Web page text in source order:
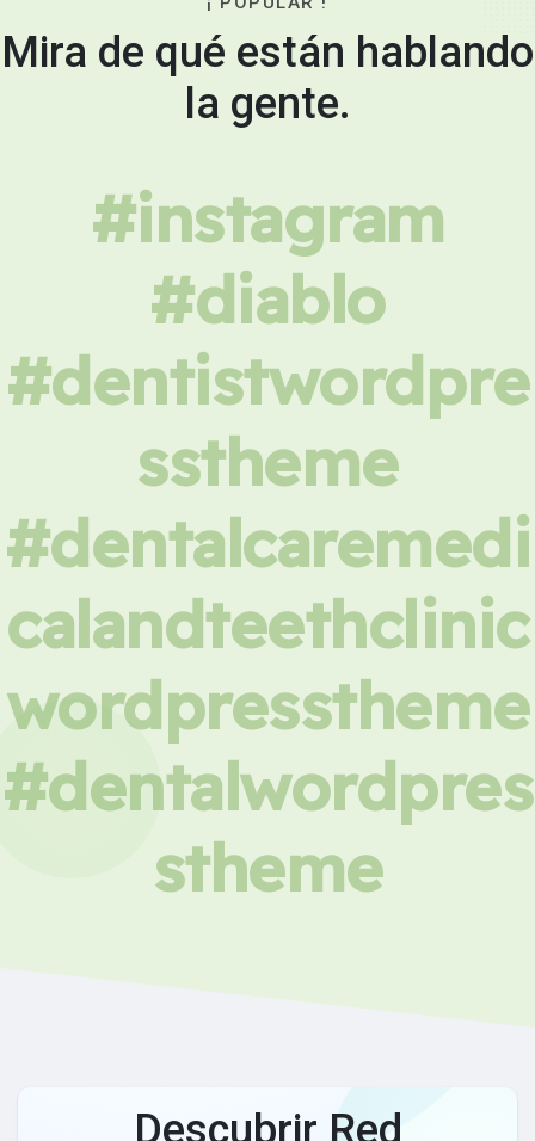
Mira de qué están hablando
la gente.
#instagram
#diablo
#dentistwordpre
sstheme
#dentalcaremedi
calandteethclinic
wordpresstheme
#dentalwordpres
stheme
Descubrir Red